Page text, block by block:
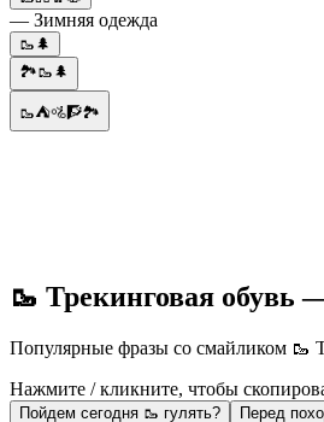
— Зимняя одежда
🥾🌲
🏞️🥾🌲
🥾⛺🚵🧗🏞️
🥾 Трекинговая обувь
Популярные фразы со смайликом 🥾
Нажмите / кликните, чтобы
Пойдем сегодня 🥾 гулять? Перед